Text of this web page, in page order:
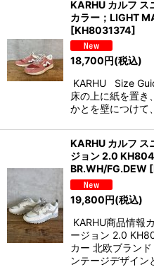
KARHU カルフ
カラー；LIGHT
[KH8031374]
18,700円(税込)
KARHU Size
床の上に紙を置き
かとを壁につけて
KARHU カルフ
ジョン 2.0
BR.WH/FG.DEW [
19,800円(税込)
KARHU商品情報
ージョン 2.0
カー 北欧ブラン
ンテージデザイン